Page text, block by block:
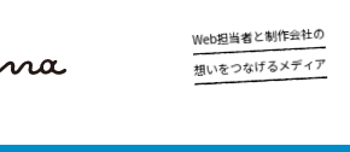
Web担当者と制作会社の
想いをつなげるメディア